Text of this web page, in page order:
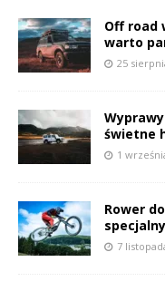
Off road
warto
25
świetne
1
Rower
7